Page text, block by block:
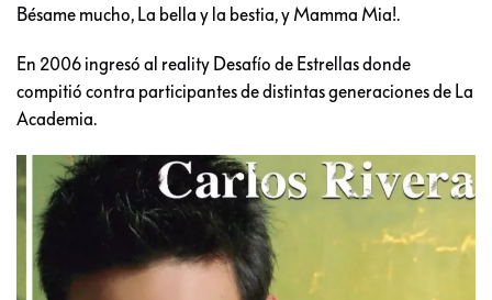
Bésame mucho, La bella y la bestia, y Mamma Mia!.
En 2006 ingresó al reality Desafío de Estrellas donde
compitió contra participantes de distintas generaciones de La
Academia.